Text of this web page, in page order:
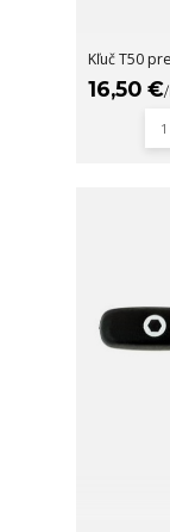
Kľuč T50
16,50 €/